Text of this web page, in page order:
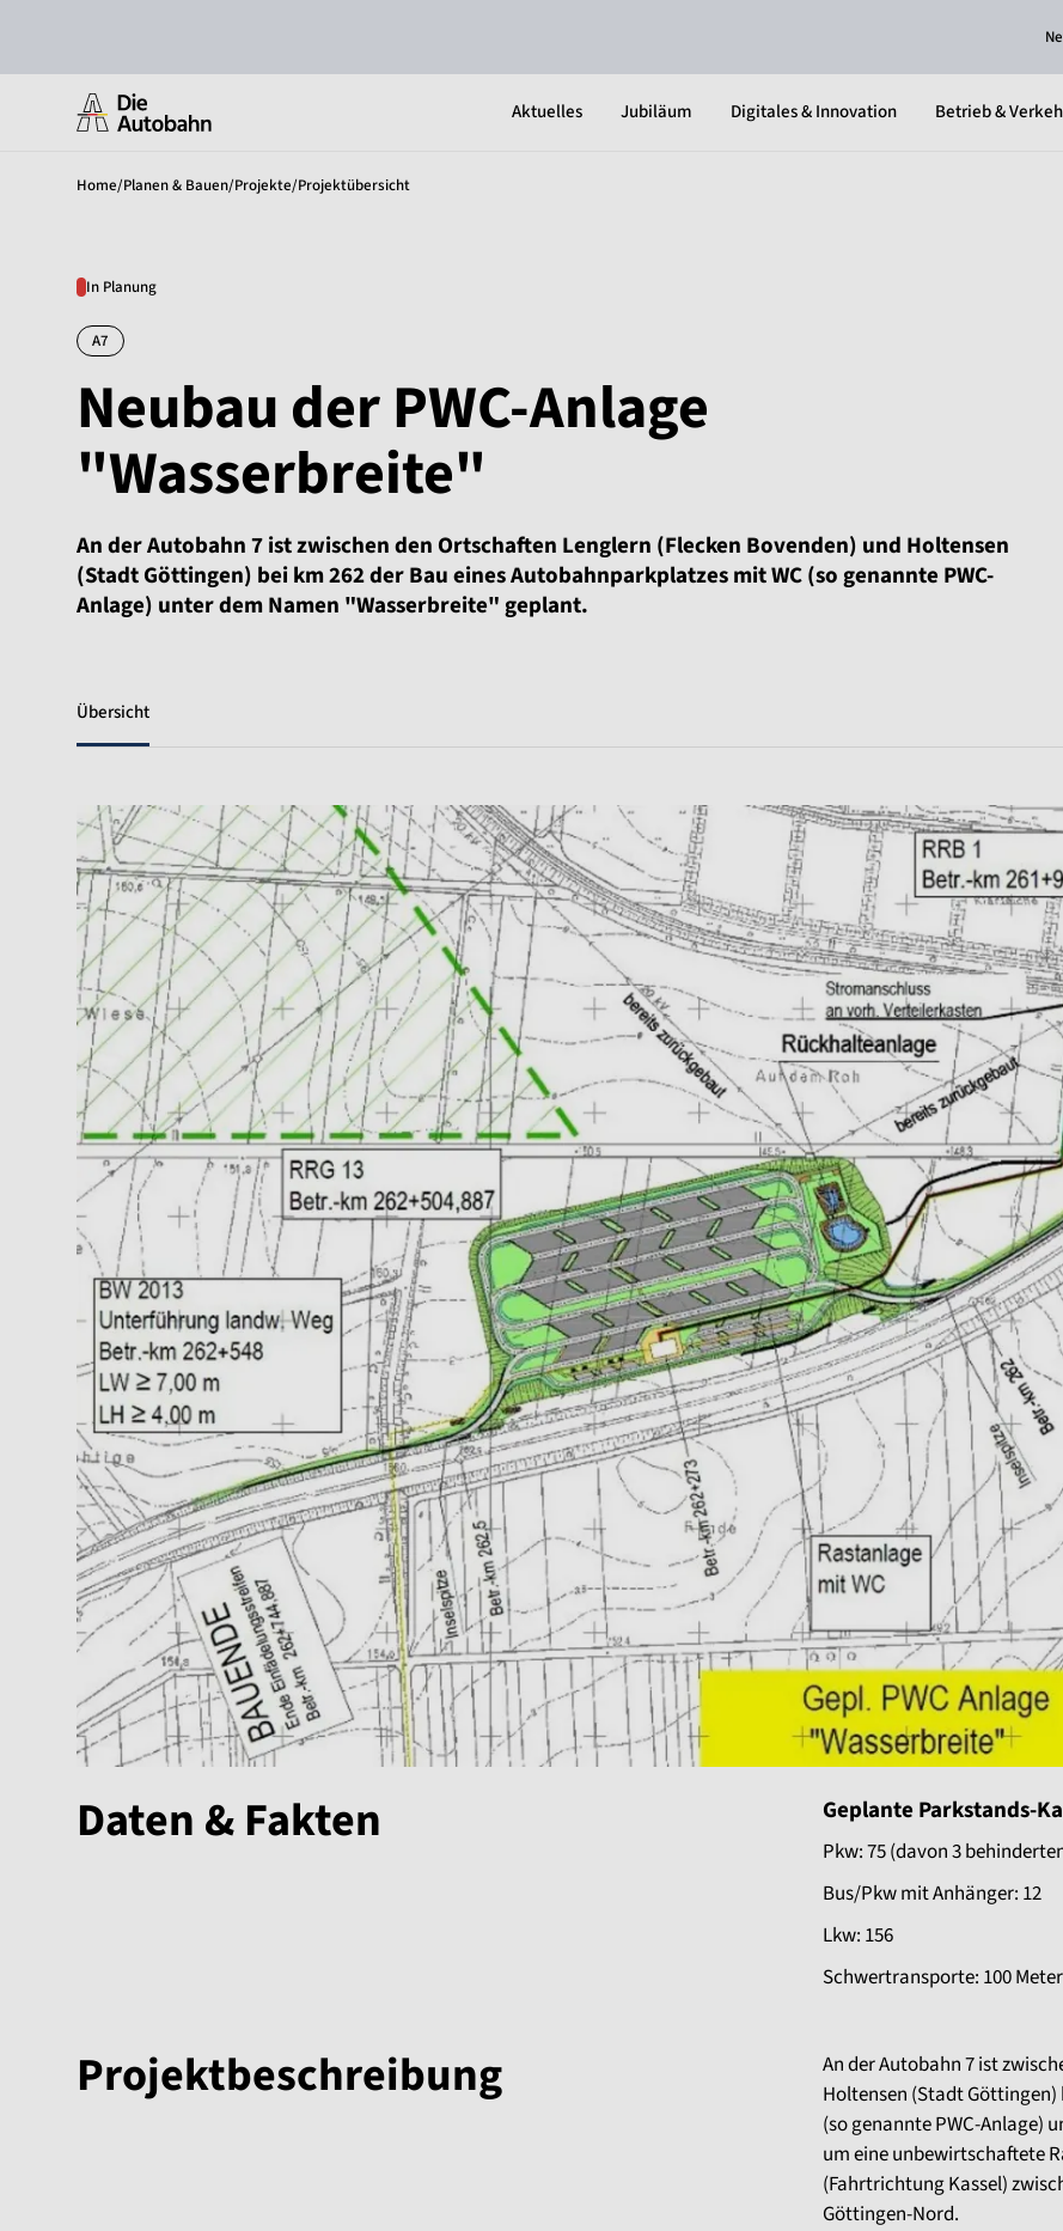
Aktuelles Jubiläum Digitales & Innovation Betrieb &
Home/Planen & Bauen/Projekte/Projektübersicht
In Planung
A7
Neubau der PWC-Anlage
"Wasserbreite"
An der Autobahn 7 ist zwischen den Ortschaften Lenglern (Flecken Bovenden) und Holtensen
(Stadt Göttingen) bei km 262 der Bau eines Autobahnparkplatzes mit WC (so genannte PWC-
Anlage) unter dem Namen "Wasserbreite" geplant.
Übersicht
Daten & Fakten Geplante Parkstands-
Pkw: 75 (davon 3
Bus/Pkw mit Anhänger: 12
Lkw: 156
Schwertransporte: 100 Meter
Projektbeschreibung
An der Autobahn 7 ist
Holtensen (Stadt Göttingen)
(so genannte PWC-Anlage)
um eine unbewirtschaftete
(Fahrtrichtung Kassel)
Göttingen-Nord.